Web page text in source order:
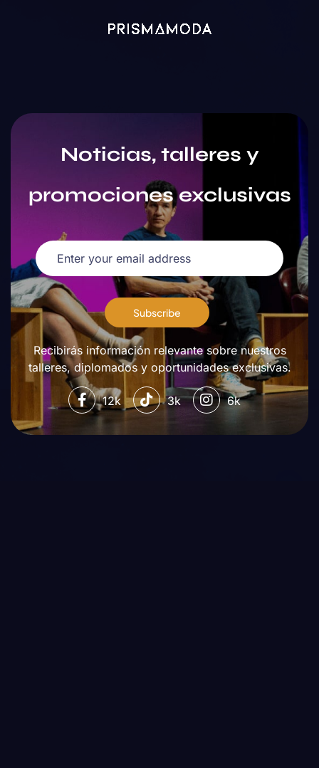
Noticias, talleres y
promociones exclusivas
Subscribe
Recibirás información relevante sobre nuestros
talleres, diplomados y oportunidades exclusivas.
12k 3k 6k